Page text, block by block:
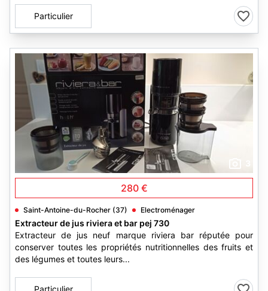
Particulier
280 €
Saint-Antoine-du-Rocher (37) Electroménager
Extracteur de jus riviera et bar pej 730
Extracteur de jus neuf marque riviera bar réputée pour
conserver toutes les propriétés nutritionnelles des fruits et
des légumes et toutes leurs...
Particulier